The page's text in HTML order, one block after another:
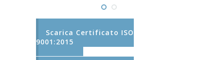
Scarica Certificato ISO
9001:2015